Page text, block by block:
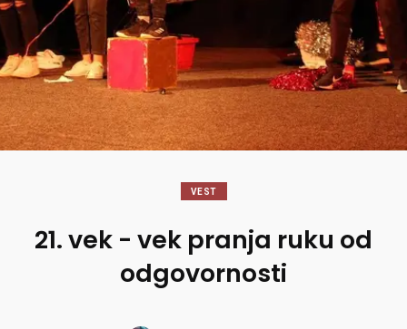
VEST
21. vek - vek pranja ruku od
odgovornosti